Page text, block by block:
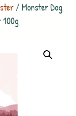
/ Monster Dog